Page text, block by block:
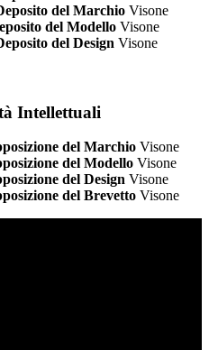
del Marchio Visone
del Modello Visone
del Design Visone
Intellettuali
del Marchio Visone
del Modello Visone
del Design Visone
del Brevetto Visone